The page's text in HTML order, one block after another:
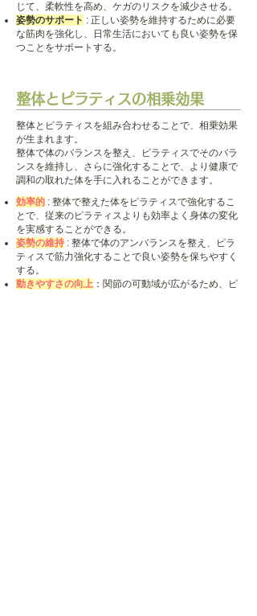
じて、柔軟性を高め、ケガのリスクを減少させる。
姿勢のサポート : 正しい姿勢を維持するために必要
な筋肉を強化し、日常生活においても良い姿勢を保
つことをサポートする。
​整体とピラティスの相乗効果
整体とピラティスを組み合わせることで、相乗効果
が生まれます。
整体で体のバランスを整え、ピラティスでそのバラ
ンスを維持し、さらに強化することで、より健康で
調和の取れた体を手に入れることができます。
効率的 : 整体で整えた体をピラティスで強化するこ
とで、従来のピラティスよりも効率よく身体の変化
を実感することができる。
姿勢の維持 : 整体で体のアンバランスを整え、ピラ
ティスで筋力強化することで良い姿勢を保ちやすく
する。
動きやすさの向上 ：関節の可動域が広がるため、ピ